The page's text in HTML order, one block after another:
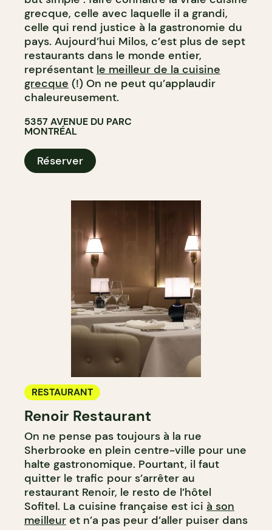
grecque, celle avec laquelle il a grandi,
celle qui rend justice à la gastronomie du
pays. Aujourd’hui Milos, c’est plus de sept
restaurants dans le monde entier,
représentant le meilleur de la cuisine
grecque (!) On ne peut qu’applaudir
chaleureusement.
5357 AVENUE DU PARC
MONTRÉAL
Réserver
RESTAURANT
Renoir Restaurant
On ne pense pas toujours à la rue
Sherbrooke en plein centre-ville pour une
halte gastronomique. Pourtant, il faut
quitter le trafic pour s’arrêter au
restaurant Renoir, le resto de l’hôtel
Sofitel. La cuisine française est ici à son
meilleur et n’a pas peur d’aller puiser dans